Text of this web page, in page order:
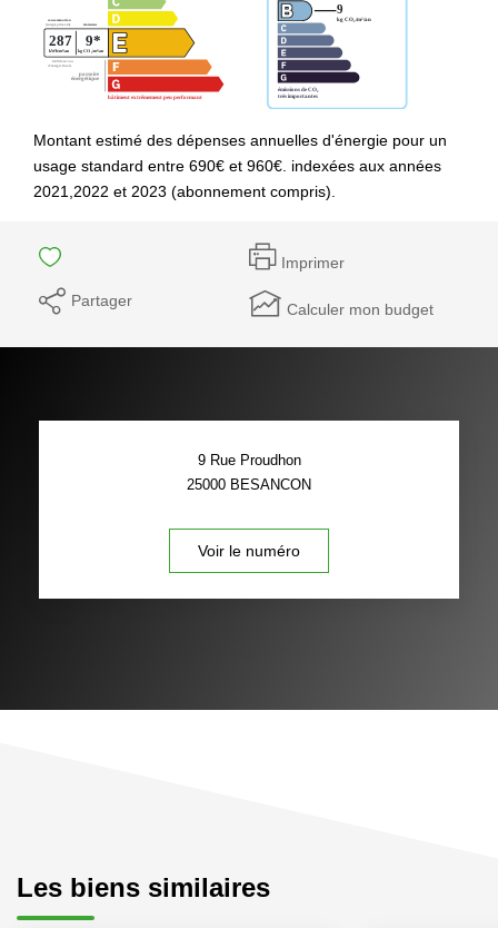
Montant estimé des dépenses annuelles d'énergie pour un
usage standard entre 690€ et 960€. indexées aux années
2021,2022 et 2023 (abonnement compris).
Imprimer
Partager Calculer mon budget
9 Rue Proudhon
25000 BESANCON
Voir le numéro
Les biens similaires